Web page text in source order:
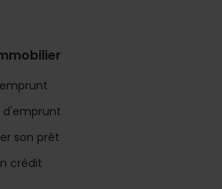
d'emprunt
son prêt
crédit